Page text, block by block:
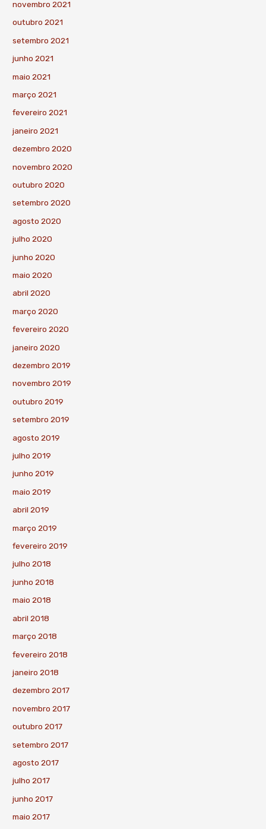
novembro 2021
outubro 2021
setembro 2021
junho 2021
maio 2021
março 2021
fevereiro 2021
janeiro 2021
dezembro 2020
novembro 2020
outubro 2020
setembro 2020
agosto 2020
julho 2020
junho 2020
maio 2020
abril 2020
março 2020
fevereiro 2020
janeiro 2020
dezembro 2019
novembro 2019
outubro 2019
setembro 2019
agosto 2019
julho 2019
junho 2019
maio 2019
abril 2019
março 2019
fevereiro 2019
julho 2018
junho 2018
maio 2018
abril 2018
março 2018
fevereiro 2018
janeiro 2018
dezembro 2017
novembro 2017
outubro 2017
setembro 2017
agosto 2017
julho 2017
junho 2017
maio 2017